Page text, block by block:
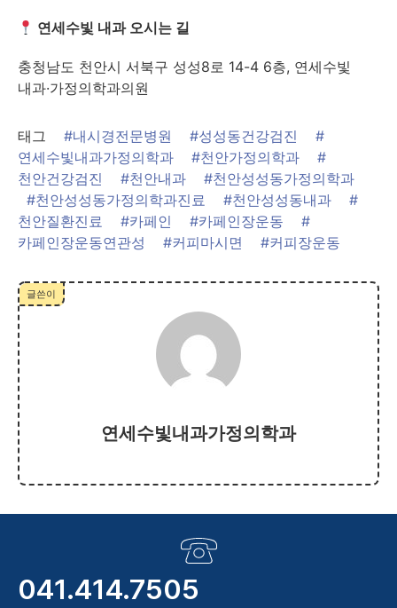
연세수빛 내과 오시는 길
충청남도 천안시 서북구 성성8로 14-4 6층, 연세수빛
내과·가정의학과의원
태그 #내시경전문병원 #성성동건강검진
#
연세수빛내과가정의학과
#천안가정의학과
#
천안건강검진
#천안내과
#천안성성동가정의학과
#천안성성동가정의학과진료
#천안성성동내과
#
천안질환진료
#카페인 #카페인장운동
#
카페인장운동연관성
#커피마시면 #커피장운동
글쓴이
연세수빛내과가정의학과
041.414.7505